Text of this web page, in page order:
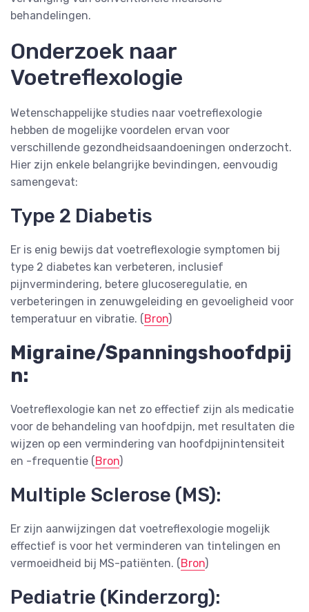
behandelingen.
Onderzoek naar
Voetreflexologie
Wetenschappelijke studies naar voetreflexologie
hebben de mogelijke voordelen ervan voor
verschillende gezondheidsaandoeningen onderzocht.
Hier zijn enkele belangrijke bevindingen, eenvoudig
samengevat:
Type 2 Diabetis
Er is enig bewijs dat voetreflexologie symptomen bij
type 2 diabetes kan verbeteren, inclusief
pijnvermindering, betere glucoseregulatie, en
verbeteringen in zenuwgeleiding en gevoeligheid voor
temperatuur en vibratie​. (Bron)
Migraine/Spanningshoofdpij
n:
Voetreflexologie kan net zo effectief zijn als medicatie
voor de behandeling van hoofdpijn, met resultaten die
wijzen op een vermindering van hoofdpijnintensiteit
en -frequentie​ (Bron)
Multiple Sclerose (MS):
Er zijn aanwijzingen dat voetreflexologie mogelijk
effectief is voor het verminderen van tintelingen en
vermoeidheid bij MS-patiënten​​. (Bron)
Pediatrie (Kinderzorg):